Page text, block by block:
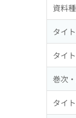
資料
タイ
タイ
巻次
タイ